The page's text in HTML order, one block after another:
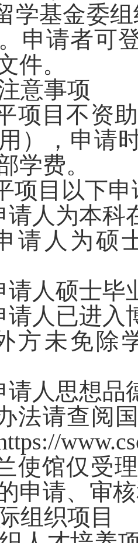
学基金委
申请者可
件。
意事项
项目不资
），申请
学费。
项目以下
请人为本科
请人为
请人硕士
请人已进
方未免
请人思想
法请查阅
使馆仅受
申请、审
组织项目